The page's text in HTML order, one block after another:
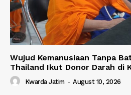
Wujud Kemanusiaan Tanpa
Thailand Ikut Donor Darah di
Kwarda Jatim - August 10, 2026